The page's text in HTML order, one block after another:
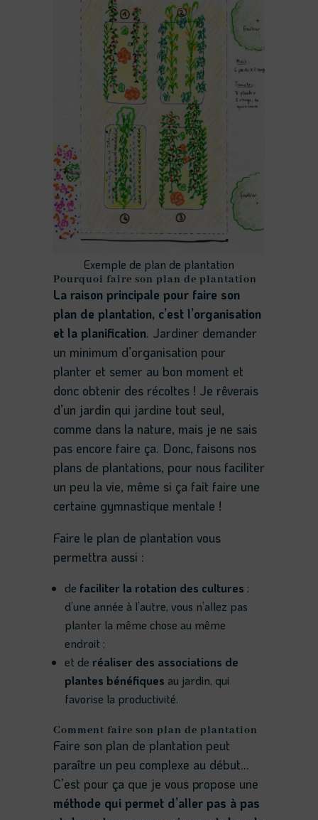
Exemple de plan de plantation
Pourquoi faire son plan de plantation
La raison principale pour faire son
plan de plantation, c’est l’organisation
et la planification. Jardiner demander
un minimum d’organisation pour
planter et semer au bon moment et
donc obtenir des récoltes ! Je rêverais
d’un jardin qui jardine tout seul,
comme dans la nature, mais je ne sais
pas encore faire ça. Donc, faisons nos
plans de plantations, pour nous faciliter
un peu la vie, même si ça fait faire une
certaine gymnastique mentale !
Faire le plan de plantation vous
permettra aussi :
de faciliter la rotation des cultures :
d’une année à l’autre, vous n’allez pas
planter la même chose au même
endroit ;
et de réaliser des associations de
plantes bénéfiques au jardin, qui
favorise la productivité.
Comment faire son plan de plantation
Faire son plan de plantation peut
paraître un peu complexe au début…
C’est pour ça que je vous propose une
méthode qui permet d’aller pas à pas